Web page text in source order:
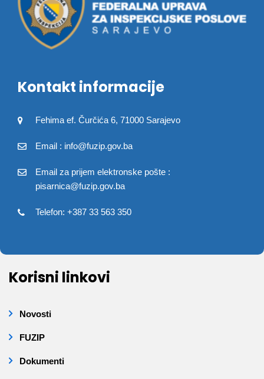
Kontakt informacije
Fehima ef. Čurčića 6, 71000 Sarajevo
Email : info@fuzip.gov.ba
Email za prijem elektronske pošte :
pisarnica@fuzip.gov.ba
Telefon: +387 33 563 350
Korisni linkovi
Novosti
FUZIP
Dokumenti